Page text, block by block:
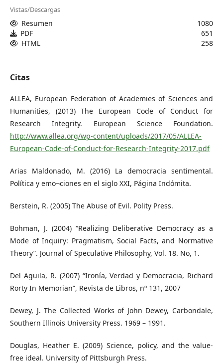
Vistas/Descargas
Resumen
1080
PDF
651
HTML
258
Citas
ALLEA, European Federation of Academies of Sciences and
Humanities, (2013) The European Code of Conduct for
Research Integrity. European Science Foundation.
http://www.allea.org/wp-content/uploads/2017/05/ALLEA-
European-Code-of-Conduct-for-Research-Integrity-2017.pdf
Arias Maldonado, M. (2016) La democracia sentimental.
Política y emo¬ciones en el siglo XXI, Página Indómita.
Berstein, R. (2005) The Abuse of Evil. Polity Press.
Bohman, J. (2004) “Realizing Deliberative Democracy as a
Mode of Inquiry: Pragmatism, Social Facts, and Normative
Theory”. Journal of Speculative Philosophy, Vol. 18. No, 1.
Del Aguila, R. (2007) “Ironía, Verdad y Democracia, Richard
Rorty In Memorian”, Revista de Libros, nº 131, 2007
Dewey, J. The Collected Works of John Dewey, Carbondale,
Southern Illinois University Press. 1969 – 1991.
Douglas, Heather E. (2009) Science, policy, and the value-
free ideal. University of Pittsburgh Press.